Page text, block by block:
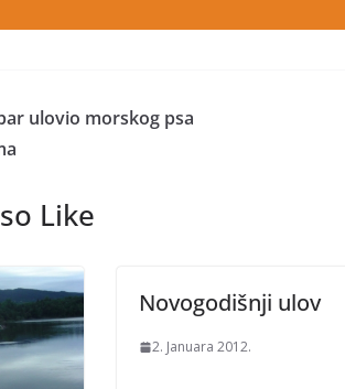
ulovio morskog psa
Like
Novogodišnji ulov
2. Januara 2012.